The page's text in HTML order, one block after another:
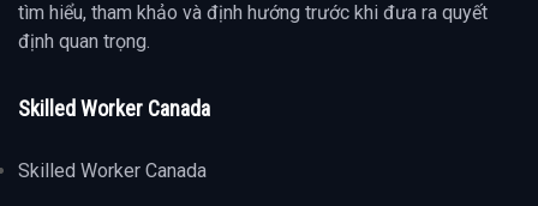
tìm hiểu, tham khảo và định hướng trước khi đưa ra quyết
định quan trọng.
Skilled Worker Canada
Skilled Worker Canada